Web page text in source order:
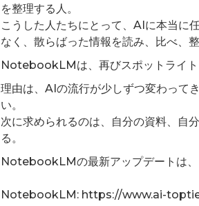
を整理する人。
こうした人たちにとって、AIに本当に
なく、散らばった情報を読み、比べ、
NotebookLMは、再びスポットライト
理由は、AIの流行が少しずつ変わって
い。
次に求められるのは、自分の資料、自
る。
NotebookLMの最新アップデートは、
NotebookLM: https://www.ai-